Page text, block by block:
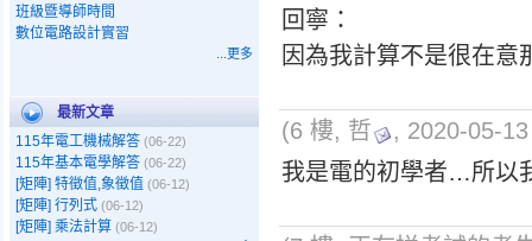
班級暨導師時間
數位電路設計實習
...更多
最新文章
115年電工機械解答 (06-22)
115年基本電學解答 (06-22)
[矩陣] 特徵值,象徵值 (06-12)
[矩陣] 行列式 (06-12)
[矩陣] 乘法計算 (06-12)
回寧：
因為我計算不是很在
(6 樓, 哲
, 2020-05-
我是電的初學者…所以